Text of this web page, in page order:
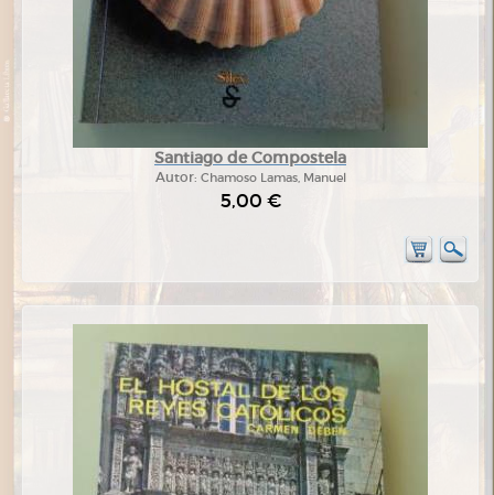
Santiago de Compostela
Autor: Chamoso Lamas, Manuel
5,00 €